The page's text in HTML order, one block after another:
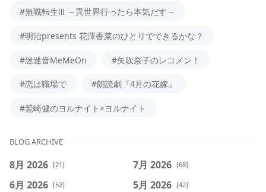
#無職転生Ⅲ ～異世界行ったら本気だす～
#明治presents 花澤香菜のひとりでできるかな？
#迷迷音MeMeOn #矢吹奈子のレコメン！
#恋は職場で #朗読劇『4月の花嫁』
#鷲崎健のヨルナイト×ヨルナイト
BLOG ARCHIVE
8月 2026 [21] 7月 2026 [68]
6月 2026 [52] 5月 2026 [42]